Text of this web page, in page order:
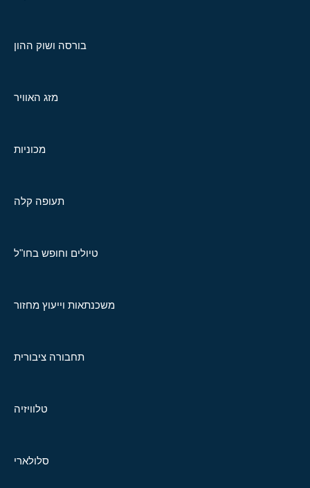
בורסה ושוק ההון
מזג האוויר
מכוניות
תעופה קלה
טיולים וחופש בחו"ל
משכנתאות וייעוץ מחזור
תחבורה ציבורית
טלוויזיה
סלולארי